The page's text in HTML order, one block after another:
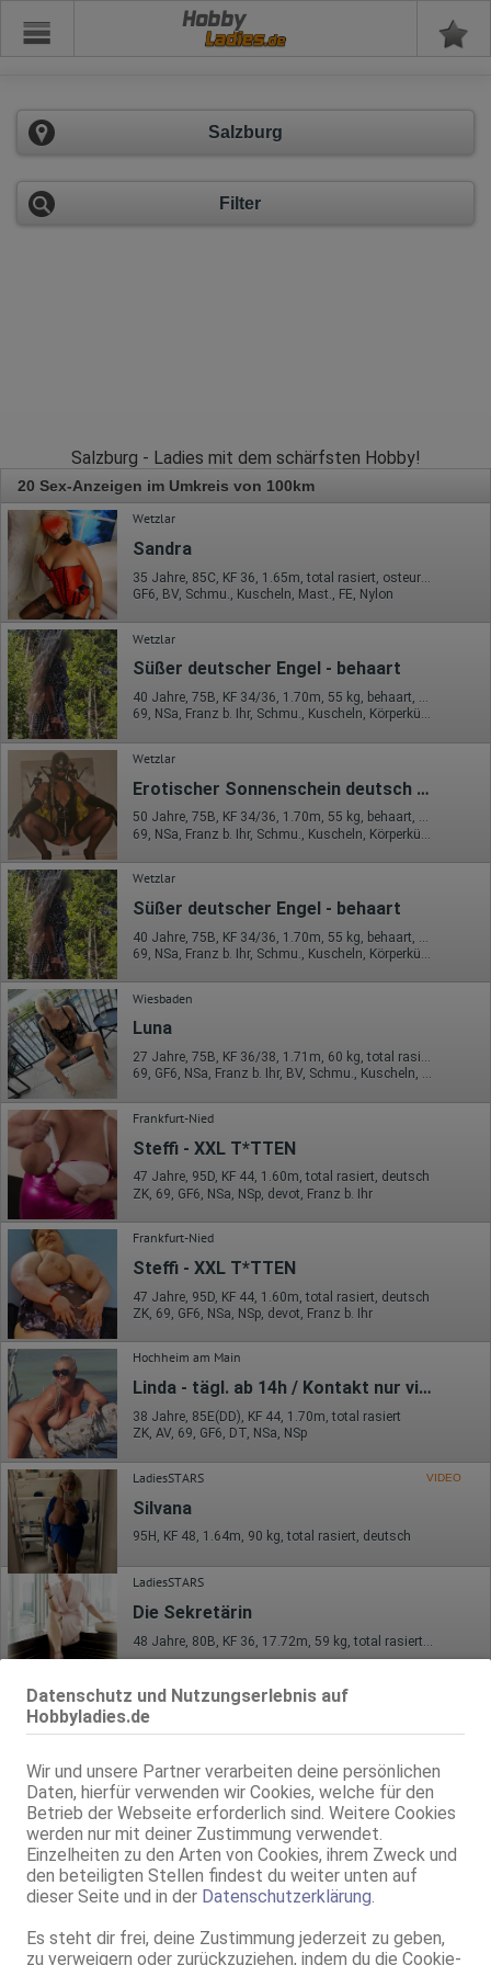
Datenschutz und Nutzungserlebnis auf
Hobbyladies.de
Wir und unsere Partner verarbeiten deine persönlichen
Daten, hierfür verwenden wir Cookies, welche für den
Betrieb der Webseite erforderlich sind. Weitere Cookies
werden nur mit deiner Zustimmung verwendet.
Einzelheiten zu den Arten von Cookies, ihrem Zweck und
den beteiligten Stellen findest du weiter unten auf
dieser Seite und in der Datenschutzerklärung.
Es steht dir frei, deine Zustimmung jederzeit zu geben,
zu verweigern oder zurückzuziehen, indem du die Cookie-
Hobby
Salzburg
Filter
Salzburg - Ladies mit dem schärfsten Hobby!
20 Sex-Anzeigen im Umkreis von 100km
Wetzlar
Sandra
35 Jahre, 85C, KF 36, 1.65m, total rasiert, osteuropäisch
GF6, BV, Schmu., Kuscheln, Mast., FE, Nylon
Wetzlar
Süßer deutscher Engel - behaart
40 Jahre, 75B, KF 34/36, 1.70m, 55 kg, behaart, deutsch
69, NSa, Franz b. Ihr, Schmu., Kuscheln, Körperküs., AV b. Ihm, DSa
Wetzlar
Erotischer Sonnenschein deutsch behaart
50 Jahre, 75B, KF 34/36, 1.70m, 55 kg, behaart, deutsch
Wetzlar
Süßer deutscher Engel - behaart
69, NSa, Franz b. Ihr, Schmu., Kuscheln, Körperküs., AV b. Ihm, DSa
Wiesbaden
Luna
27 Jahre, 75B, KF 36/38, 1.71m, 60 kg, total rasiert, deutsch
69, GF6, NSa, Franz b. Ihr, BV, Schmu., Kuscheln, Körperküs.
Frankfurt-Nied
Steffi - XXL T*TTEN
47 Jahre, 95D, KF 44, 1.60m, total rasiert, deutsch
ZK, 69, GF6, NSa, NSp, devot, Franz b. Ihr
Frankfurt-Nied
Steffi - XXL T*TTEN
47 Jahre, 95D, KF 44, 1.60m, total rasiert, deutsch
ZK, 69, GF6, NSa, NSp, devot, Franz b. Ihr
Hochheim am Main
Linda - tägl. ab 14h / Kontakt nur via SMS!
38 Jahre, 85E(DD), KF 44, 1.70m, total rasiert
ZK, AV, 69, GF6, DT, NSa, NSp
LadiesSTARS VIDEO
Silvana
95H, KF 48, 1.64m, 90 kg, total rasiert, deutsch
LadiesSTARS
Die Sekretärin
Frankfurt am Main
Julia - neue Nummer
69, GF6, Schmu., Kuscheln, KBp, Strip, FE